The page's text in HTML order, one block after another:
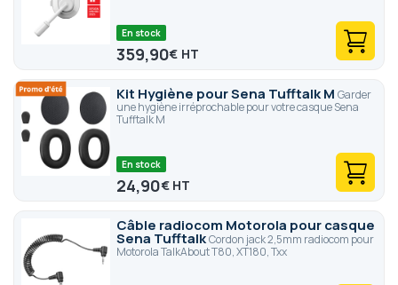
En stock
359,90€
Kit Hygiène pour Sena Tufftalk M Garder
une hygiène irréprochable pour votre casque Sena
Tufftalk M
En stock
24,90€
Câble radiocom Motorola pour casque
Sena TufftalkCordon jack 2,5mm radiocom pour
Motorola TalkAbout T80, XT180, Txx